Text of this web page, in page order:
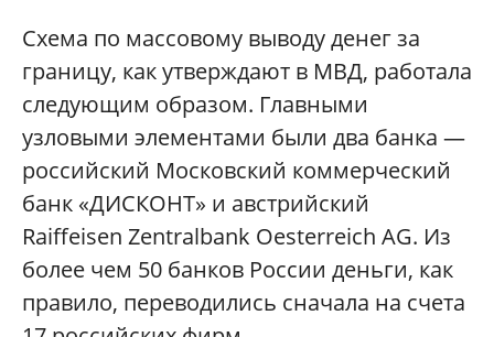
Схема по массовому выводу денег за
границу, как утверждают в МВД, работала
следующим образом. Главными
узловыми элементами были два банка —
российский Московский коммерческий
банк «ДИСКОНТ» и австрийский
Raiffeisen Zentralbank Oesterreich AG. Из
более чем 50 банков России деньги, как
правило, переводились сначала на счета